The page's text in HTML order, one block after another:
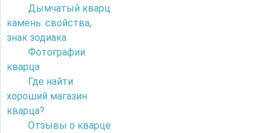
Дымчатый кварц
камень: свойства,
знак зодиака
Фотографии
кварца
Где найти
хороший магазин
кварца?
Отзывы о кварце